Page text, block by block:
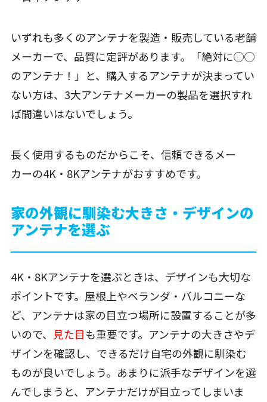
いずれも多くのアンテナを製造・販売している老舗
メーカーで、品質に定評があります。「絶対に◯◯
のアンテナ！」と、購入するアンテナが決まってい
ない方は、3大アンテナメーカーの製品を選択すれ
ば間違いはないでしょう。
長く使用するものだからこそ、信頼できるメー
カーの4K・8Kアンテナがおすすめです。
家の外観に馴染む大きさ・デザインの
アンテナを選ぶ
4K・8Kアンテナを選ぶときは、デザインも大切な
ポイントです。屋根上やベランダ・バルコニーな
ど、アンテナは家の目立つ場所に設置することが多
いので、 見た目も重要です。アンテナの大きさやデ
ザインを確認し、できるだけ自宅の外観に馴染む
ものが良いでしょう。あまりに派手なデザインを選
んでしまうと、アンテナだけが目立ってしまいま